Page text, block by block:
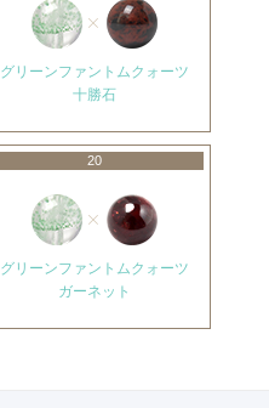
グリーンファントムクォーツ
十勝石
20
グリーンファントムクォーツ
ガーネット